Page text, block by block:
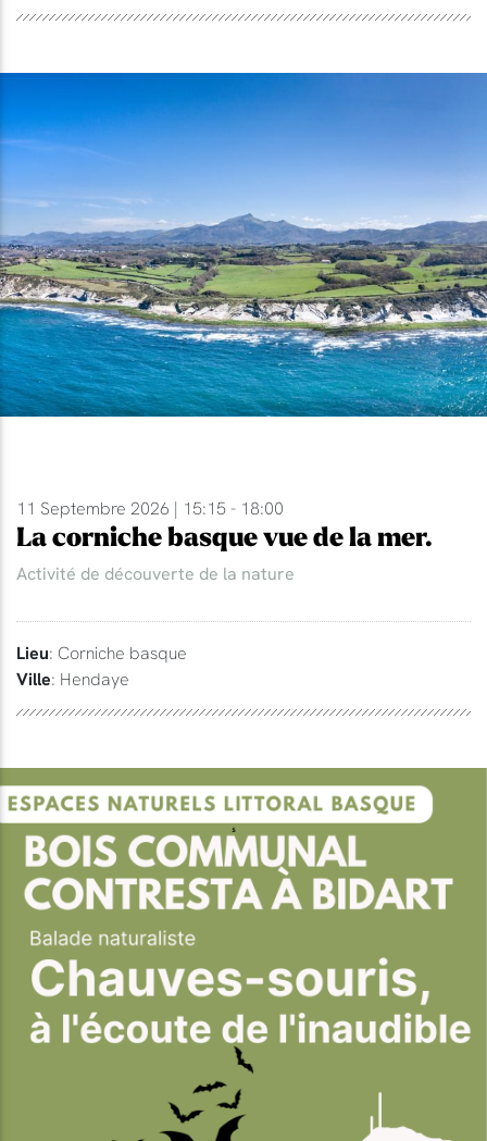
11 Septembre 2026 | 15:15 - 18:00
La corniche basque vue de la mer.
Activité de découverte de la nature
Lieu: Corniche basque
Ville: Hendaye